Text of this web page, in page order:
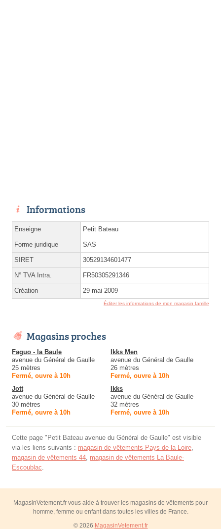
Informations
Enseigne Petit Bateau
Forme juridique SAS
SIRET 30529134601477
N° TVA Intra. FR50305291346
Création 29 mai 2009
Éditer les informations de mon magasin famille
Magasins proches
Faguo - la Baule
avenue du Général de Gaulle
25 mètres
Fermé, ouvre à 10h
Ikks Men
avenue du Général de Gaulle
26 mètres
Fermé, ouvre à 10h
Jott
avenue du Général de Gaulle
30 mètres
Fermé, ouvre à 10h
Ikks
avenue du Général de Gaulle
32 mètres
Fermé, ouvre à 10h
Cette page "Petit Bateau avenue du Général de Gaulle" est visible
via les liens suivants : magasin de vêtements Pays de la Loire,
magasin de vêtements 44, magasin de vêtements La Baule-
Escoublac.
MagasinVetement.fr vous aide à trouver les magasins de vêtements pour
homme, femme ou enfant dans toutes les villes de France.
© 2026 MagasinVetement.fr